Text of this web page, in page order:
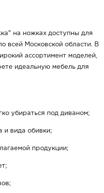
на ножках доступны для
всей Московской области. В
ассортимент моделей,
идеальную мебель для
убираться под диваном;
и вида обивки;
продукции;